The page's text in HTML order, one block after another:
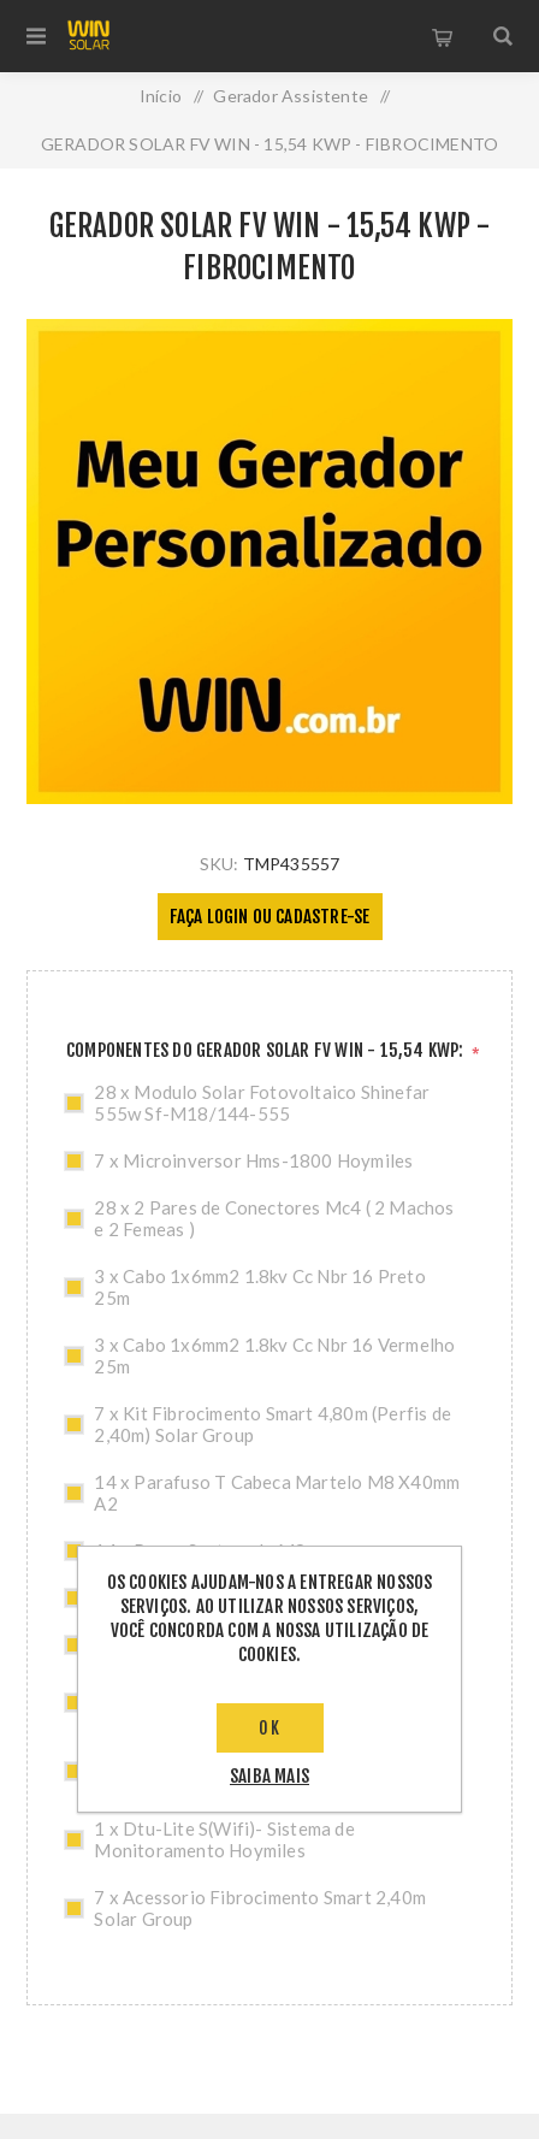
Início / Gerador Assistente /
GERADOR SOLAR FV WIN - 15,54 KWP - FIBROCIMENTO
GERADOR SOLAR FV WIN - 15,54 KWP -
FIBROCIMENTO
SKU: TMP435557
FAÇA LOGIN OU CADASTRE-SE
COMPONENTES DO GERADOR SOLAR FV WIN - 15,54 KWP: *
28 x Modulo Solar Fotovoltaico Shinefar
555w Sf-M18/144-555
7 x Microinversor Hms-1800 Hoymiles
28 x 2 Pares de Conectores Mc4 ( 2 Machos
e 2 Femeas )
3 x Cabo 1x6mm2 1.8kv Cc Nbr 16 Preto
25m
3 x Cabo 1x6mm2 1.8kv Cc Nbr 16 Vermelho
25m
7 x Kit Fibrocimento Smart 4,80m (Perfis de
2,40m) Solar Group
14 x Parafuso T Cabeca Martelo M8 X40mm
A2
14 x Porca Sextavada M8
7 x Conector Hoymiles (Hms)
3 x Tampa Final Femea Hoymiles - Ca (Hms)
5 x Ferramenta de Desbloqueio Do Conector
1 x Dtu-Lite S(Wifi)- Sistema de
Monitoramento Hoymiles
7 x Acessorio Fibrocimento Smart 2,40m
Solar Group
OS COOKIES AJUDAM-NOS A ENTREGAR NOSSOS
SERVIÇOS. AO UTILIZAR NOSSOS SERVIÇOS,
VOCÊ CONCORDA COM A NOSSA UTILIZAÇÃO DE
COOKIES.
OK
SAIBA MAIS